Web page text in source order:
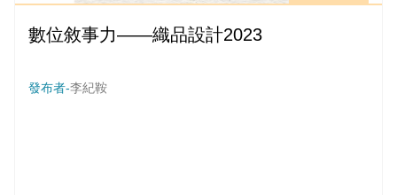
數位敘事力——織品設計2023
發布者-李紀鞍